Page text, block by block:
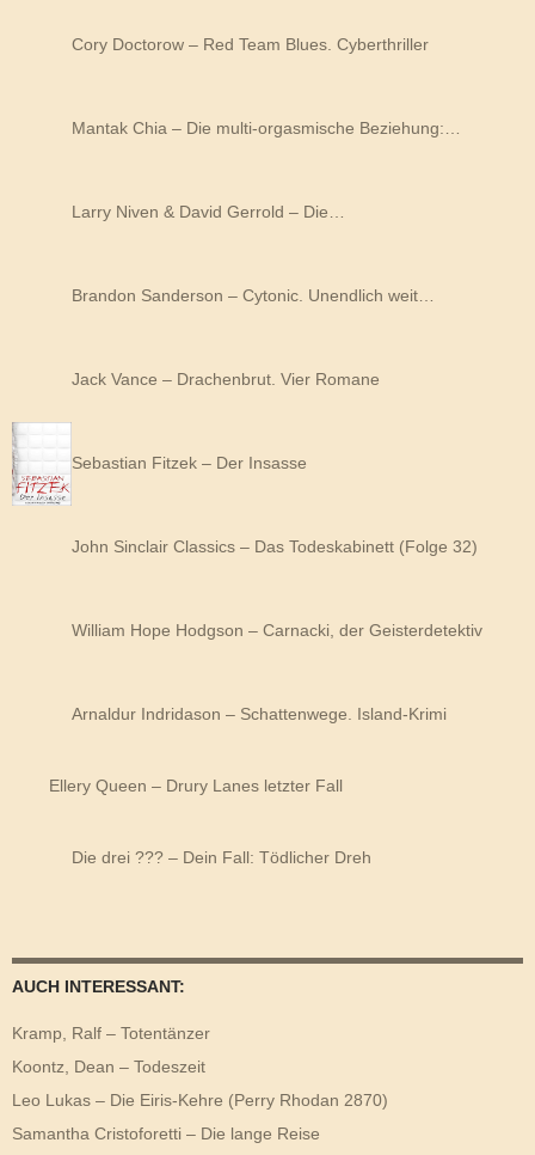
Cory Doctorow – Red Team Blues. Cyberthriller
Mantak Chia – Die multi-orgasmische Beziehung:…
Larry Niven & David Gerrold – Die…
Brandon Sanderson – Cytonic. Unendlich weit…
Jack Vance – Drachenbrut. Vier Romane
Sebastian Fitzek – Der Insasse
John Sinclair Classics – Das Todeskabinett (Folge 32)
William Hope Hodgson – Carnacki, der Geisterdetektiv
Arnaldur Indridason – Schattenwege. Island-Krimi
Ellery Queen – Drury Lanes letzter Fall
Die drei ??? – Dein Fall: Tödlicher Dreh
AUCH INTERESSANT:
Kramp, Ralf – Totentänzer
Koontz, Dean – Todeszeit
Leo Lukas – Die Eiris-Kehre (Perry Rhodan 2870)
Samantha Cristoforetti – Die lange Reise